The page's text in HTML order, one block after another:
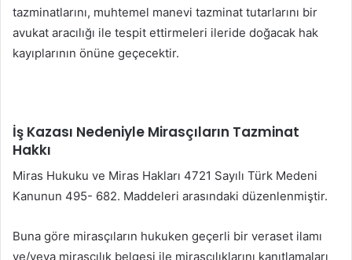
tazminatlarını, muhtemel manevi tazminat tutarlarını bir
avukat aracılığı ile tespit ettirmeleri ileride doğacak hak
kayıplarının önüne geçecektir.
İş Kazası Nedeniyle Mirasçıların Tazminat
Hakkı
Miras Hukuku ve Miras Hakları 4721 Sayılı Türk Medeni
Kanunun 495- 682. Maddeleri arasındaki düzenlenmiştir.
Buna göre mirasçıların hukuken geçerli bir veraset ilamı
ve/veya mirasçılık belgesi ile mirasçılıklarını kanıtlamaları